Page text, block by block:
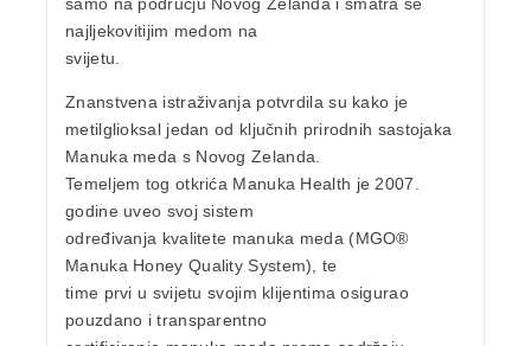
samo na području Novog Zelanda i smatra se
najljekovitijim medom na
svijetu.
Znanstvena istraživanja potvrdila su kako je
metilglioksaljedan od ključnih prirodnih sastojaka
Manuka meda s Novog Zelanda.
Temeljem tog otkrića Manuka Health je 2007.
godine uveo svoj sistem
određivanja kvalitete manuka meda (MGO®
Manuka Honey Quality System), te
time prvi u svijetu svojim klijentima osigurao
pouzdano i transparentno